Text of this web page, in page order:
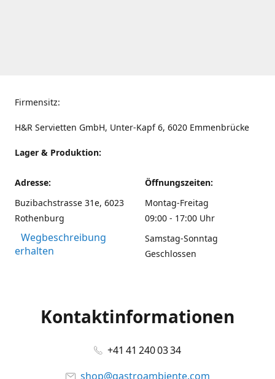
Firmensitz:
H&R Servietten GmbH, Unter-Kapf 6, 6020 Emmenbrücke
Lager & Produktion:
Adresse:
Buzibachstrasse 31e, 6023
Rothenburg
Wegbeschreibung
erhalten
Öffnungszeiten:
Montag-Freitag
09:00 - 17:00 Uhr
Samstag-Sonntag
Geschlossen
Kontaktinformationen
+41 41 240 03 34
shop@gastroambiente.com